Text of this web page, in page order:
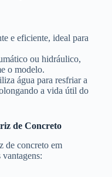
e eficiente, ideal para
ou hidráulico,
o modelo.
água para resfriar a
a vida útil do
de Concreto
de concreto em